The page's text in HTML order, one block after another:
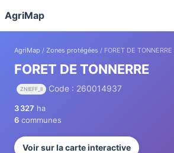
AgriMap
AgriMap / Zones protégées / FORET DE TONNERRE
FORET DE TONNERRE
ZNIEFF_II Code : 260014937
3 327 ha
6 communes
Voir sur la carte interactive